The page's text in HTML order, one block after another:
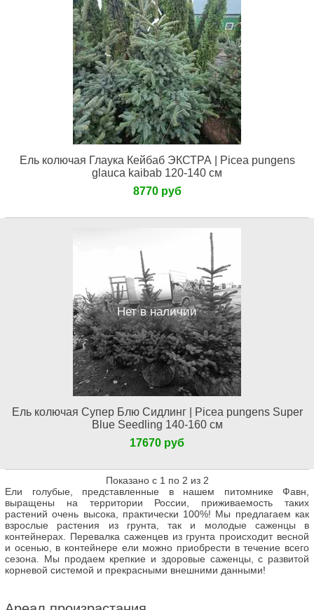
Ель колючая Глаука Кейбаб ЭКСТРА | Picea pungens
glauca kaibab 120-140 см
8770 руб
Нет в наличии
Ель колючая Супер Блю Сидлинг | Picea pungens Super
Blue Seedling 140-160 см
17670 руб
Показано с 1 по 2 из 2
Ели голубые, представленные в нашем питомнике Фавн,
выращены на территории России, приживаемость таких
растений очень высока, практически 100%! Мы предлагаем как
взрослые растения из грунта, так и молодые саженцы в
контейнерах. Перевалка саженцев из грунта происходит весной
и осенью, в контейнере ели можно приобрести в течение всего
сезона. Мы продаем крепкие и здоровые саженцы, с развитой
корневой системой и прекрасными внешними данными!